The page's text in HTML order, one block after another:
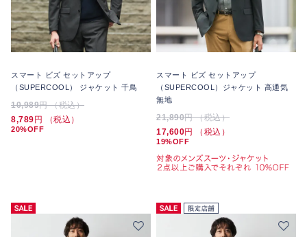
スマート ビズ セットアップ
（SUPERCOOL） ジャケット 千鳥
10,989円 （税込）
8,789 円 （税込）
20%OFF
スマート ビズ セットアップ
（SUPERCOOL）ジャケット 高通気
無地
21,890円 （税込）
17,600円 （税込）
19%OFF